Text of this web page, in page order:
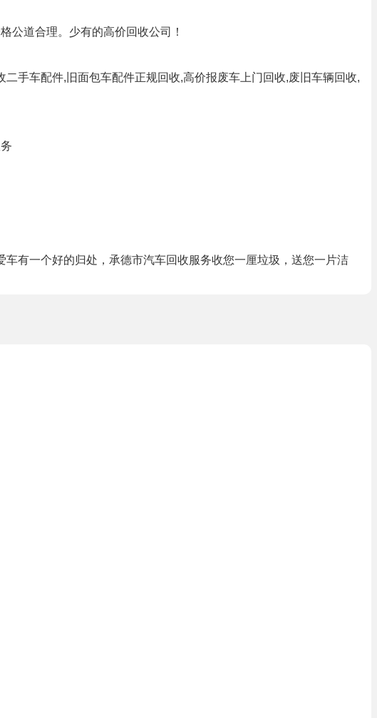
公道合理。少有的高价回收公司！
手车配件,旧面包车配件正规回收,高价报废车上门回收,废旧车辆回收,
有一个好的归处，承德市汽车回收服务收您一厘垃圾，送您一片洁